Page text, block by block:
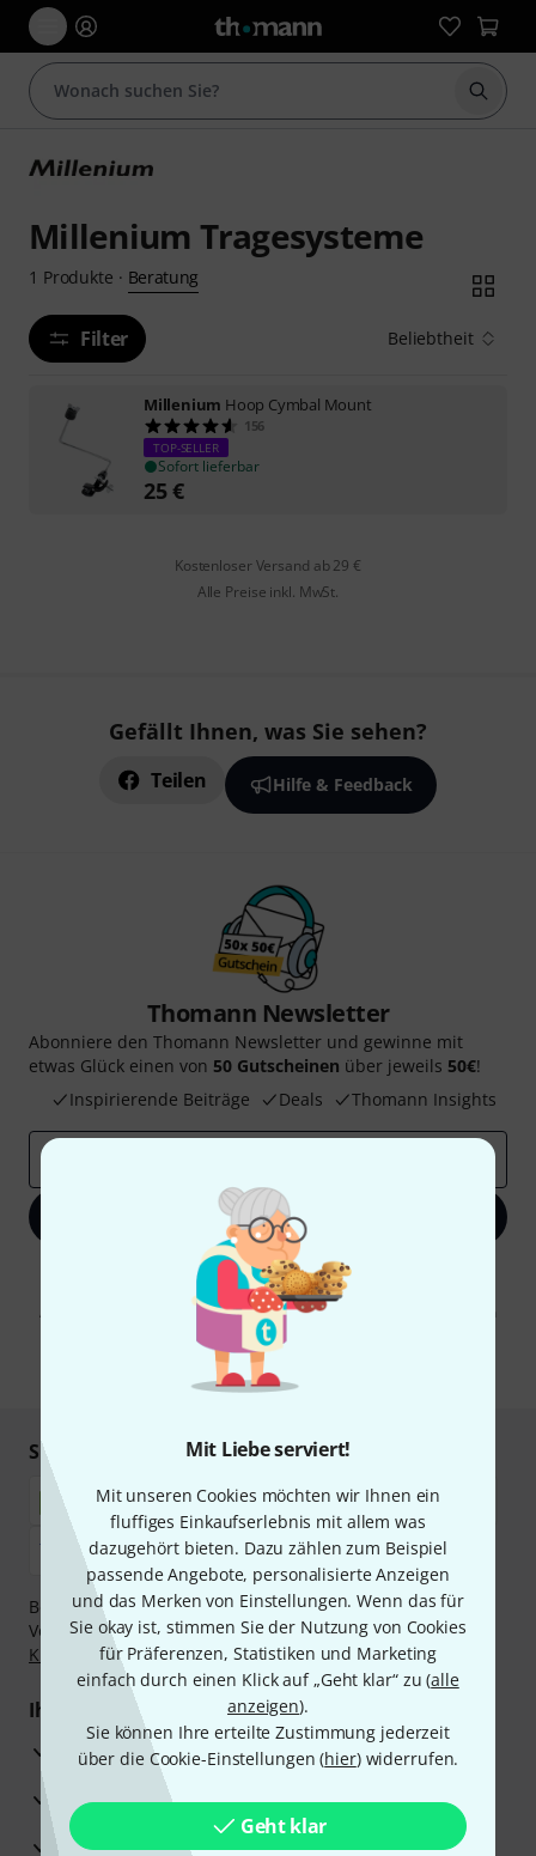
Mit Liebe serviert!
Mit unseren Cookies möchten wir Ihnen ein
fluffiges Einkaufserlebnis mit allem was
dazugehört bieten. Dazu zählen zum Beispiel
passende Angebote, personalisierte Anzeigen
und das Merken von Einstellungen. Wenn das für
Sie okay ist, stimmen Sie der Nutzung von Cookies
für Präferenzen, Statistiken und Marketing
einfach durch einen Klick auf „Geht klar“ zu (alle
anzeigen).
Sie können Ihre erteilte Zustimmung jederzeit
über die Cookie-Einstellungen (hier) widerrufen.
Geht klar
Suche
Millenium Tragesysteme
1 Produkte · Beratung
Filter Beliebtheit
Millenium Hoop Cymbal Mount
156
TOP-SELLER
Sofort lieferbar
25€
Kostenloser Versand ab 29 €
Alle Preise inkl. MwSt.
Gefällt Ihnen, was Sie sehen?
Teilen Hilfe & Feedback
Thomann Newsletter
Abonniere den Thomann Newsletter und gewinne mit
etwas Glück einen von 50 Gutscheinen über jeweils 50€!
Inspirierende Beiträge
Deals Thomann Insights
Jetzt anmelden
Mit Klick auf „Jetzt anmelden“ stimmen Sie dem Erhalt von E-Mail-
Werbung und einer Messung des E-Mail-Nutzungsverhaltens zu. Die
Abmeldung ist jederzeit möglich. Weitere Informationen finden Sie in
Datenschutzhinweisen
* Pflichtfeld
Sicher einkaufen & bezahlen
Bezahlen Sie vertraulich und sicher per Nachnahme,
Vorkasse, PayPal, Amazon Pay,Klarna Sofort bezahlen,
Klarna Ratenzahlungoder Kreditkarte.
Ihre Vorteile
3 Jahre Thomann Garantie
30 Tage Money-Back-Garantie
Reparaturservice